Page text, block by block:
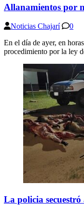
Allanamientos por
Noticias Chajarí
0
En el día de ayer, en
procedimiento por la ley
La policia secuestró